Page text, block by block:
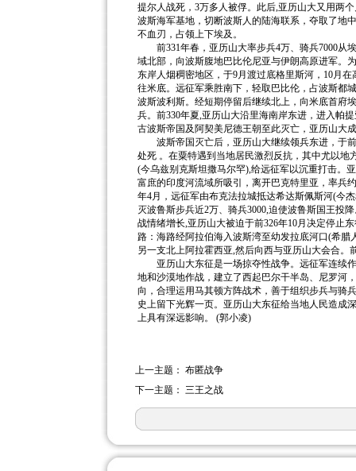
提尔人战死，3万多人被俘。此后,亚历山大又用两
波斯海军基地，切断波斯人的陆海联系，夺取了地
不血刃，占领上下埃及。
前331年春，亚历山大率步兵4万、骑兵7000从
域北部，向波斯腹地巴比伦尼亚与伊朗高原进军。
东岸人烟稠密地区，于9月渡过底格里斯河，10月
往米底。远征军乘胜南下，轻取巴比伦，占波斯都
波斯波利斯。经短期停留后继续北上，向米底首府
兵。前330年夏,亚历山大沿里海南岸东进，进入帕
古波斯帝国及阿契美尼德王朝至此灭亡，亚历山大
波斯帝国灭亡后，亚历山大继续领兵东进，于前
处死 。在粟特遇到当地居民激烈反抗，其中尤以
(今乌兹别克斯坦撒马尔罕),给远征军以沉重打击。
富庶的印度河流域所吸引，离开巴克特里亚，率兵
年4月，远征军由布克法拉城抵达希达斯佩斯河(今
灭波鲁斯步兵近2万、骑兵3000,迫使波鲁斯国王投
战情绪增长,亚历山大被迫于前326年10月决定停止
路：海路经阿拉伯海入波斯湾至幼发拉底河口(希
另一支北上阿拉霍西亚,然后向西与亚历山大会合。
亚历山大东征是一场掠夺性战争。远征军连续作
地和沙漠地作战，建立了西起巴尔干半岛、尼罗河
向，合理运用马其顿方阵战术，善于组织步兵与骑
史上留下光辉一页。亚历山大东征给当地人民造成
上具有深远影响。 (郭小凌)
上一主题： 布匿战争
下一主题： 三王之战